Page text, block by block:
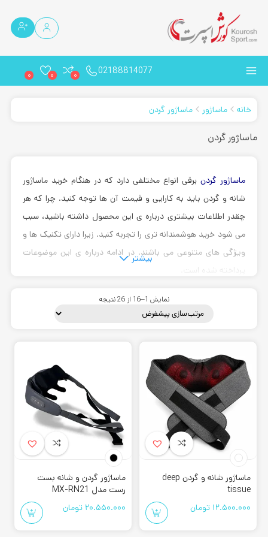
02188814077
0
0
0
خانه ماساژور ماساژور گردن
ماساژور گردن
ماساژور گردنبرقی انواع مختلفی دارد که در هنگام خرید ماساژور
شانه و گردن باید به کارایی و قیمت آن ها توجه کنید. چرا که هر
چقدر اطلاعات بیشتری درباره ی این محصول داشته باشید، سبب
می شود خرید هوشمندانه تری را تجربه کنید. زیرا دارای تکنیک ها و
ویژگی های متنوعی می باشند. در ادامه درباره ی این موضوعات
پرداخته شده است.
بهترین ماساژور گردن
این محصول دارای مدل های متفاوتی می باشد که هر کدام از آن ها
ویژگی های منحصر به فردی دارند. به همین دلیل برای اطلاعات
بیشتر ادامه ی مطالب را مطالعه نمایید. شما میتوانید محصولات
مختلف را با هم بررسی کنید، اطلاعات دقیق آنها را مقابل یکدیگر
قرار دهید و بعد از سفارش هزینه آن را در هنگام تحویل پرداخت
کنید. همچنین امکان تماس با فروشگاه و یا مراجعه به شوروم
کورش اسپرت به صورت حضوری نیز مهیا میباشد.
ماساژور گردن
بیشتر
نمایش 1–16 از 26 نتیجه
ماساژور شانه و گردن deep
tissue
12.500.000 تومان
ماساژور گردن و شانه بست
رست مدل MX-RN21
20.550.000 تومان